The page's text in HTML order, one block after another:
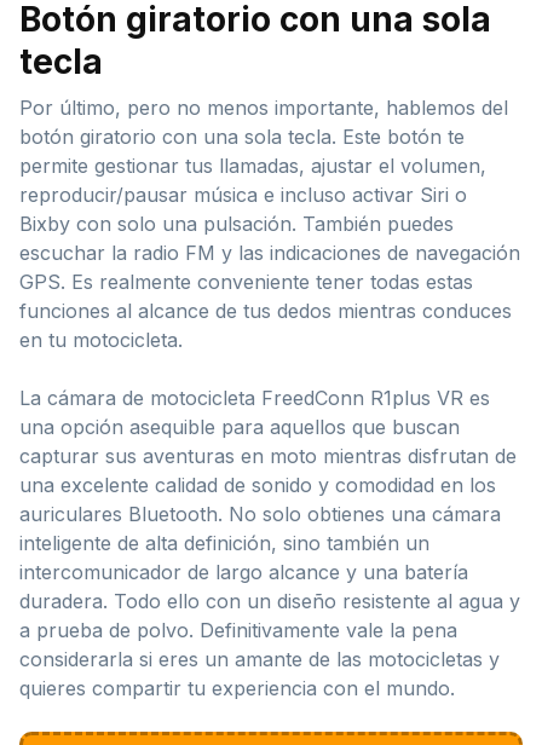
Botón giratorio con una sola
tecla
Por último, pero no menos importante, hablemos del
botón giratorio con una sola tecla. Este botón te
permite gestionar tus llamadas, ajustar el volumen,
reproducir/pausar música e incluso activar Siri o
Bixby con solo una pulsación. También puedes
escuchar la radio FM y las indicaciones de navegación
GPS. Es realmente conveniente tener todas estas
funciones al alcance de tus dedos mientras conduces
en tu motocicleta.
La cámara de motocicleta FreedConn R1plus VR es
una opción asequible para aquellos que buscan
capturar sus aventuras en moto mientras disfrutan de
una excelente calidad de sonido y comodidad en los
auriculares Bluetooth. No solo obtienes una cámara
inteligente de alta definición, sino también un
intercomunicador de largo alcance y una batería
duradera. Todo ello con un diseño resistente al agua y
a prueba de polvo. Definitivamente vale la pena
considerarla si eres un amante de las motocicletas y
quieres compartir tu experiencia con el mundo.